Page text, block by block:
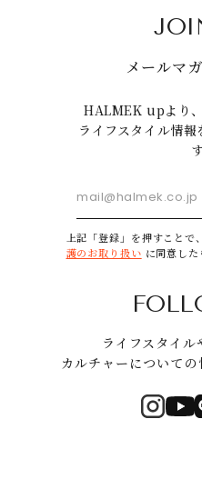
メールマ
HALMEK upより
ライフスタイル情
上記「登録」を押すことで、
護のお取り扱い に同意した
ライフスタイル
カルチャーについての